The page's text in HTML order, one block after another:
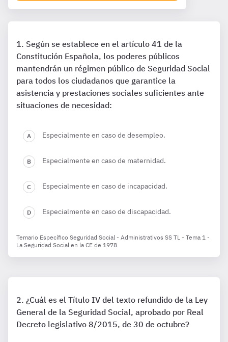
Según se establece en el artículo 41 de la
Constitución Española, los poderes públicos
mantendrán un régimen público de Seguridad Social
para todos los ciudadanos que garantice la
asistencia y prestaciones sociales suficientes ante
situaciones de necesidad:
Especialmente en caso de desempleo.
Especialmente en caso de maternidad.
Especialmente en caso de incapacidad.
Especialmente en caso de discapacidad.
Temario Específico Seguridad Social - Administrativos SS TL - Tema 1 -
La Seguridad Social en la CE de 1978
¿Cuál es el Título IV del texto refundido de la Ley
General de la Seguridad Social, aprobado por Real
Decreto legislativo 8/2015, de 30 de octubre?